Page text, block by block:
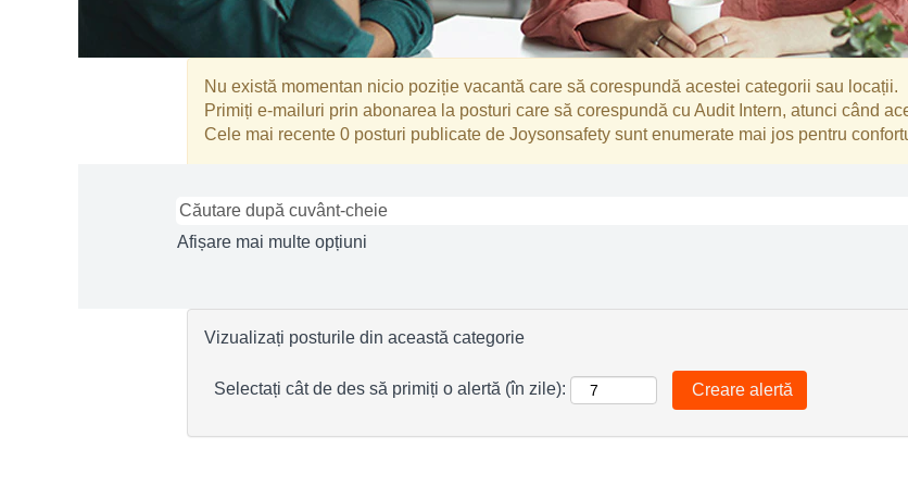
Nu există momentan nicio poziție vacantă care să corespundă acestei categorii sau locații.
Primiți e-mailuri prin abonarea la posturi care să corespundă cu Audit Intern, atunci când
Cele mai recente 0 posturi publicate de Joysonsafety sunt enumerate mai jos pentru
Afișare mai multe opțiuni
Vizualizați posturile din această categorie
Selectați cât de des să primiți o alertă (în zile):